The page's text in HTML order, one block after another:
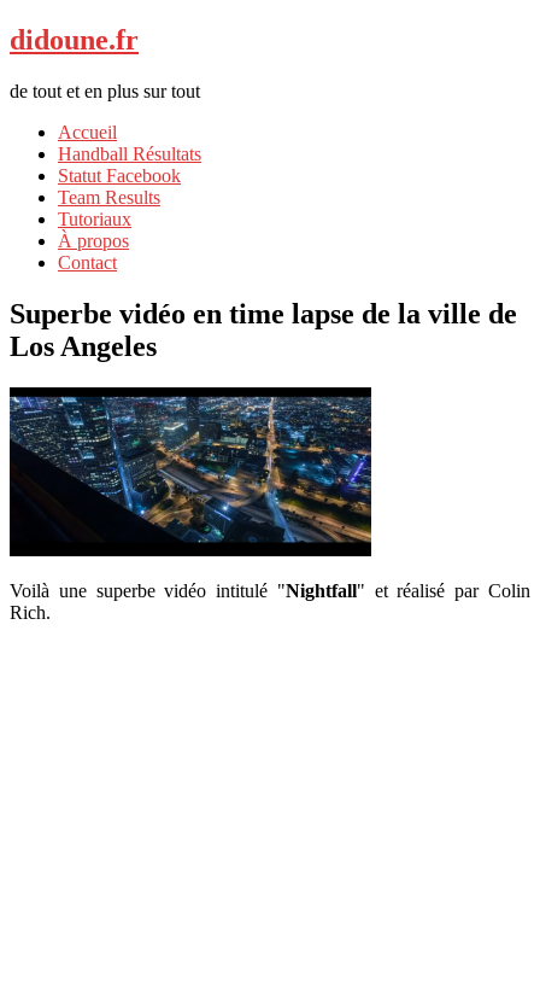
didoune.fr
de tout et en plus sur tout
Accueil
Handball Résultats
Statut Facebook
Team Results
Tutoriaux
À propos
Contact
Superbe vidéo en time lapse de la ville de
Los Angeles
Voilà une superbe vidéo intitulé "Nightfall" et réalisé par Colin
Rich.